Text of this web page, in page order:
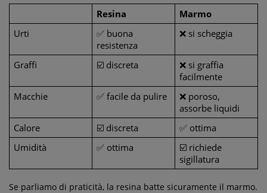
Resina
Marmo
Urti
✅ buona
resistenza
❌ si scheggia
Graffi ☑️ discreta
❌ si graffia
facilmente
Macchie
✅ facile da pulire
❌ poroso,
assorbe liquidi
Calore
☑️ discreta
✅ ottima
Umidità
✅ ottima ☑️ richiede
sigillatura
Se parliamo di praticità, la resina batte sicuramente il marmo.